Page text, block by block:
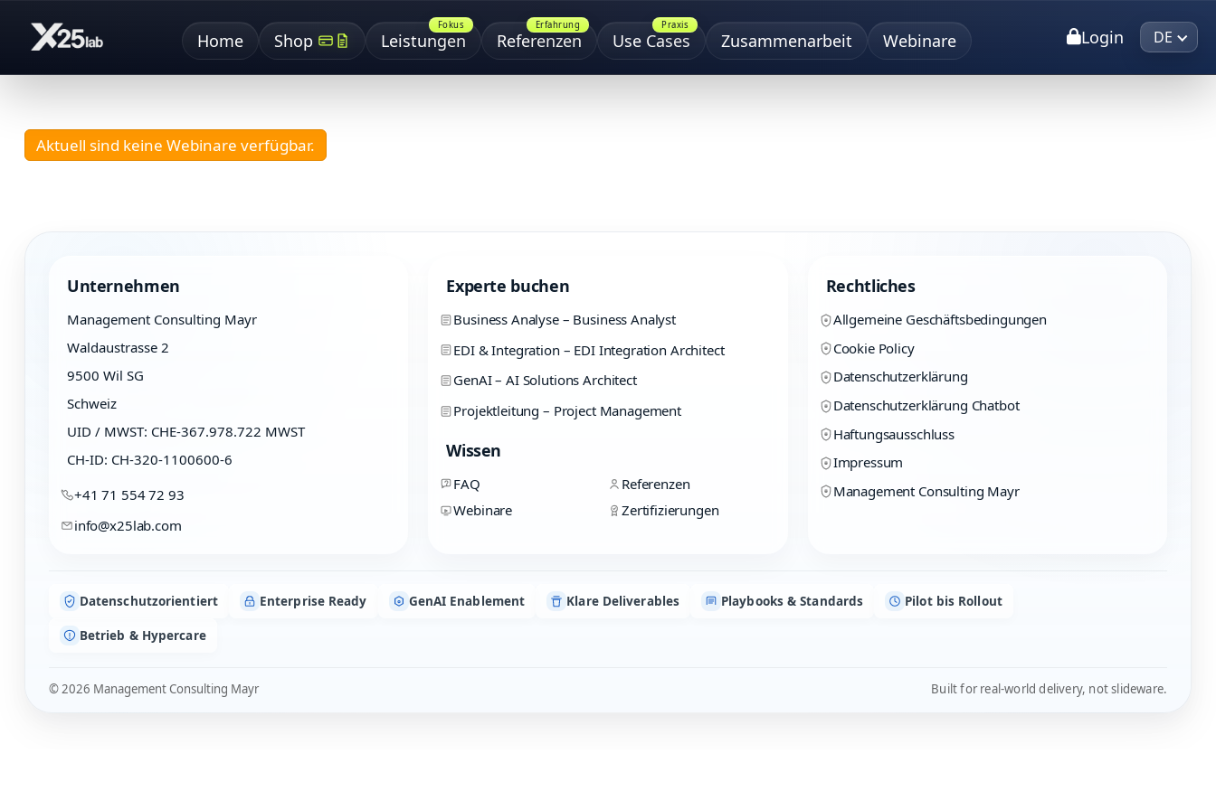
Login DE
Home Shop Leistungen
Fokus
Referenzen
Erfahrung
Use Cases
Praxis
Zusammenarbeit Webinare
Aktuell sind keine Webinare verfügbar.
Unternehmen
Management Consulting Mayr
Waldaustrasse 2
9500 Wil SG
Schweiz
UID / MWST: CHE-367.978.722 MWST
CH-ID: CH-320-1100600-6
+41 71 554 72 93
info@x25lab.com
Experte buchen
Business Analyse – Business Analyst
EDI & Integration – EDI Integration Architect
GenAI – AI Solutions Architect
Projektleitung – Project Management
Wissen
FAQ
Referenzen
Webinare
Zertifizierungen
Rechtliches
Allgemeine Geschäftsbedingungen
Cookie Policy
Datenschutzerklärung
Datenschutzerklärung Chatbot
Haftungsausschluss
Impressum
Management Consulting Mayr
Datenschutzorientiert Enterprise Ready GenAI Enablement Klare Deliverables Playbooks & Standards Pilot bis Rollout
Betrieb & Hypercare
©2026 Management Consulting Mayr Built for real-world delivery, not slideware.